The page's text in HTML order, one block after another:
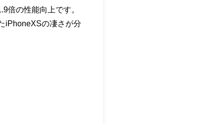
倍の性能向上です。
iPhoneXSの凄さが分